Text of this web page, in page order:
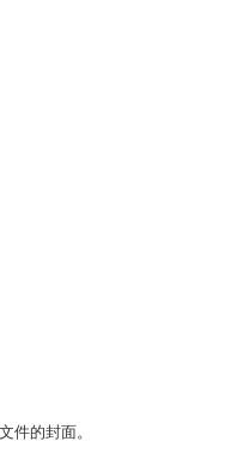
件的封面。